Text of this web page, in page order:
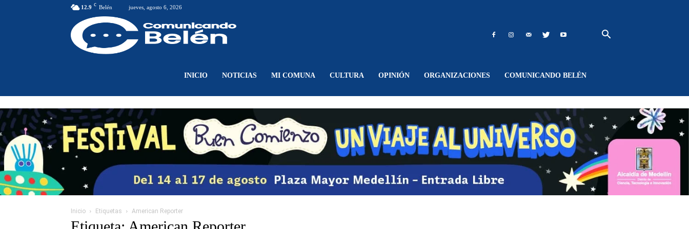
12.9 C Belén jueves, agosto 6, 2026
Belén
INICIO NOTICIAS MI COMUNA CULTURA OPINIÓN ORGANIZACIONES COMUNICANDO BELÉN
Inicio Etiquetas American Reporter